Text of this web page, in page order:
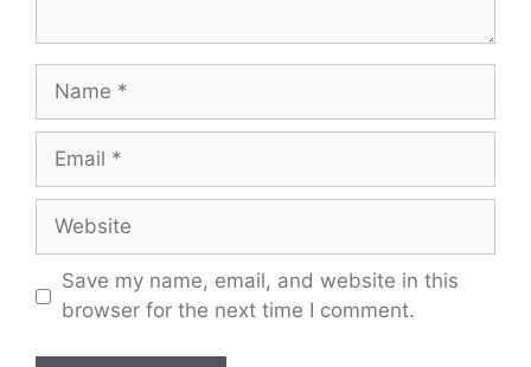
Name
Email
Website
Save my name, email, and website in this
browser for the next time I comment.